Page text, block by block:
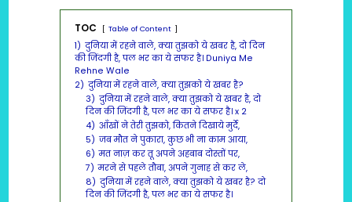
TOC Table of Content
1) दुनिया में रहने वाले, क्या तुझको ये खबर है, दो दिन
की जिंदगी है, पल भर का ये सफर है। Duniya Me
Rehne Wale
2) दुनिया में रहने वाले, क्या तुझको ये खबर है?
3) दुनिया में रहने वाले, क्या तुझको ये खबर है, दो
दिन की जिंदगी है, पल भर का ये सफर है। x 2
4) आँखों ने तेरी तुझको, कितने दिखाये मुर्दे,
5) जब मौत ने पुकारा, कुछ भी ना काम आया,
6) मत नाज़ कर तू अपने अहबाब दोस्तों पर,
7) मरने से पहले तौबा, अपने गुनाह से कर ले,
8) दुनिया में रहने वाले, क्या तुझको ये खबर है? दो
दिन की जिंदगी है, पल भर का ये सफर है।